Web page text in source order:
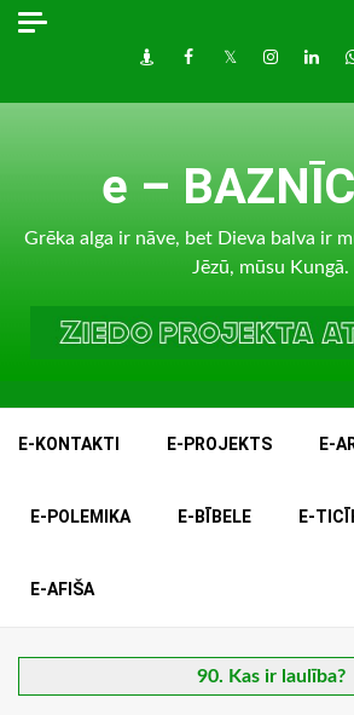
Skip
DraugiemFacebook
TwitterInstagram
e –
Grēka alga ir nāve, bet Dieva balva ir
Jēzū, mūsu Kungā.
E-KONTAKTI E-PROJEKTS E-
E-POLEMIKA E-BĪBELE E-
E-AFIŠA
90. Kas ir laulība?